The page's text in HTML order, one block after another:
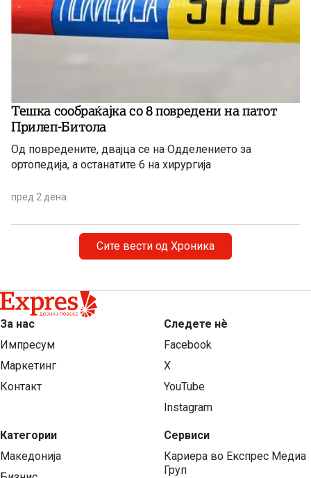
Тешка сообраќајка со 8 повредени на патот
Прилеп-Битола
Од повредените, двајца се на Одделението за
ортопедија, а останатите 6 на хирургија
пред 2 дена
Сите вести од Хроника
За нас
Импресум
Маркетинг
Контакт
Категории
Македонија
Следете нѐ
Facebook
X
YouTube
Instagram
Сервиси
Кариера во Експрес Медиа
Груп